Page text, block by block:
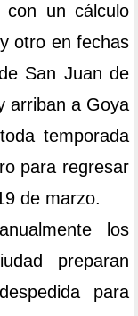
con un cálculo
otro en fechas
San Juan de
arriban a Goya
temporada
para regresar
de marzo.
los
preparan
para